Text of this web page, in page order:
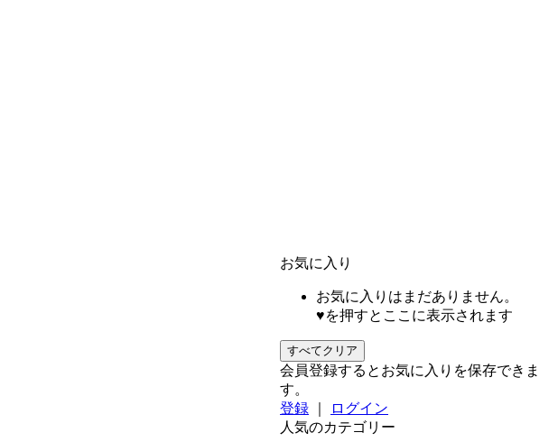
お気に入り
お気に入りはまだありません。
♥を押すとここに表示されます
すべてクリア
会員登録するとお気に入りを保存できま
す。
登録
ログイン
人気のカテゴリー